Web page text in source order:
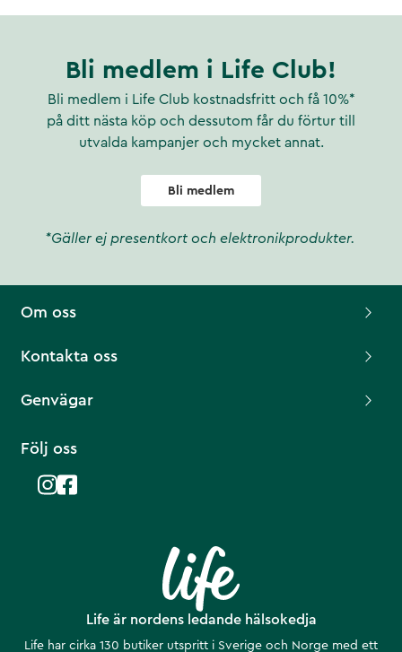
Bli medlem i Life Club!
Bli medlem i Life Club kostnadsfritt och få 10%*
på ditt nästa köp och dessutom får du förtur till
utvalda kampanjer och mycket annat.
Bli medlem
*Gäller ej presentkort och elektronikprodukter.
Life är nordens ledande hälsokedja
Life har cirka 130 butiker utspritt i Sverige och Norge med ett
Om oss
Kontakta oss
Genvägar
Följ oss